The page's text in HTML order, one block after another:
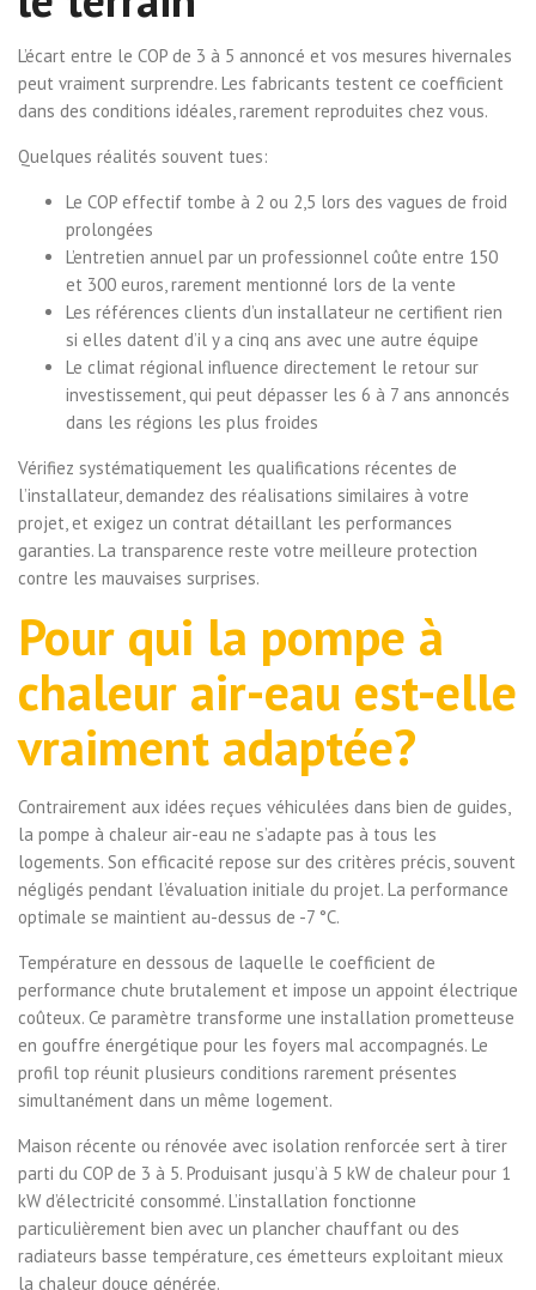
L’écart entre le COP de 3 à 5 annoncé et vos mesures hivernales
peut vraiment surprendre. Les fabricants testent ce coefficient
dans des conditions idéales, rarement reproduites chez vous.
Quelques réalités souvent tues:
Le COP effectif tombe à 2 ou 2,5 lors des vagues de froid
prolongées
L’entretien annuel par un professionnel coûte entre 150
et 300 euros, rarement mentionné lors de la vente
Les références clients d’un installateur ne certifient rien
si elles datent d’il y a cinq ans avec une autre équipe
Le climat régional influence directement le retour sur
investissement, qui peut dépasser les 6 à 7 ans annoncés
dans les régions les plus froides
Vérifiez systématiquement les qualifications récentes de
l’installateur, demandez des réalisations similaires à votre
projet, et exigez un contrat détaillant les performances
garanties. La transparence reste votre meilleure protection
contre les mauvaises surprises.
Pour qui la pompe à
chaleur air-eau est-elle
vraiment adaptée?
Contrairement aux idées reçues véhiculées dans bien de guides,
la pompe à chaleur air-eau ne s’adapte pas à tous les
logements. Son efficacité repose sur des critères précis, souvent
négligés pendant l’évaluation initiale du projet. La performance
optimale se maintient au-dessus de -7 °C.
Température en dessous de laquelle le coefficient de
performance chute brutalement et impose un appoint électrique
coûteux. Ce paramètre transforme une installation prometteuse
en gouffre énergétique pour les foyers mal accompagnés. Le
profil top réunit plusieurs conditions rarement présentes
simultanément dans un même logement.
Maison récente ou rénovée avec isolation renforcée sert à tirer
parti du COP de 3 à 5. Produisant jusqu’à 5 kW de chaleur pour 1
kW d’électricité consommé. L’installation fonctionne
particulièrement bien avec un plancher chauffant ou des
radiateurs basse température, ces émetteurs exploitant mieux
la chaleur douce générée.